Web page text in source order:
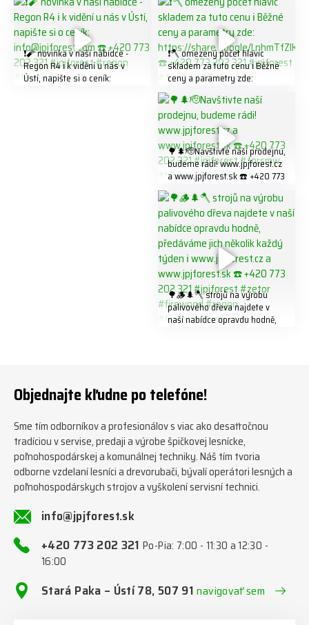
❗️🧨 novinka v naší nabídce -
Regon R4 ℹ️ k vidění u nás v
Ústí, napište si o ceník:
❗️🪓 omezený počet hlavic
skladem za tuto cenu ℹ️ Běžné
ceny a parametry zde:
K8W5t7i6o ☎️ +420 773 202
321 #jpjforest #forsmw
#firewood #
🌳🌲🫡Navštivte naší prodejnu,
budeme rádi! www.jpjforest.cz
a www.jpjforest.sk ☎️ +420 773
#biojack #regon #vahvajussi
🌳🪵🌲🪓 strojů na výrobu
palivového dřeva najdete v
naší nabídce opravdu hodně,
#firewoodproduction
Objednajte kľudne po telefóne!
Sme tím odborníkov a profesionálov s viac ako desaťročnou
tradíciou v servise, predaji a výrobe špičkovej lesnícke,
poľnohospodárskej a komunálnej techniky. Náš tím tvoria
odborne vzdelaní lesníci a drevorubači, bývalí operátori lesných a
poľnohospodárskych strojov a vyškolení servisní technici.
info@jpjforest.sk
+420 773 202 321Po-Pia: 7:00 - 11:30 a 12:30 -
16:00
Stará Paka – Ústí 78, 507 91navigovať sem